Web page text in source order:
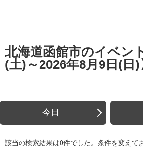
北海道函館市のイベン
(土)～2026年8月9日(日)
今日
該当の検索結果は0件でした。条件を変えて